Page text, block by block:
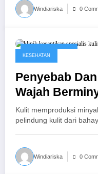
Windiariska 0
KESEHATAN
Penyebab
Wajah
Kulit memproduksi
pelindung kulit dari
Windiariska 0